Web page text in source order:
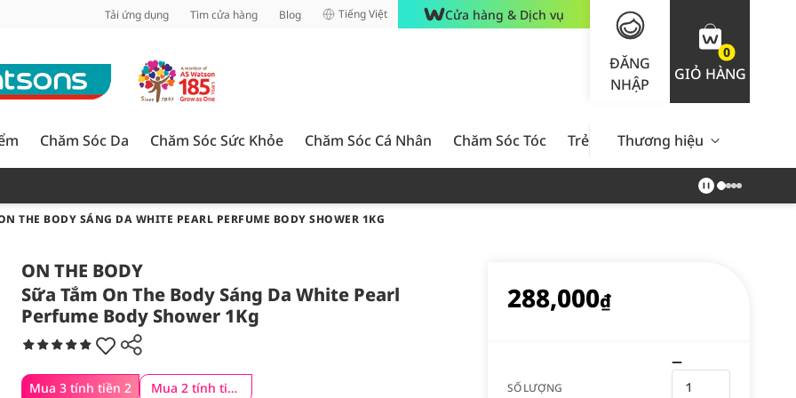
Tải ứng dụng Tìm cửa hàng Blog Tiếng Việt Cửa hàng & Dịch vụ
ĐĂNG
NHẬP
0
GIỎ HÀNG
Chăm Sóc Da Chăm Sóc Sức Khỏe Chăm Sóc Cá Nhân Chăm Sóc Tóc Trẻ Em Nam Giới Chăm Sóc
Thương hiệu
THE BODY SÁNG DA WHITE PEARL PERFUME BODY SHOWER 1KG
ON THE BODY
Sữa Tắm On The Body Sáng Da White Pearl
Perfume Body Shower 1Kg
Mua 3 tính tiền 2 Mua 2 tính tiền 1
288,000₫
SỐ LƯỢNG